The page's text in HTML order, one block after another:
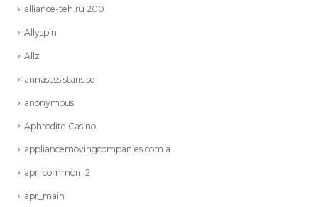
alliance-teh.ru 200
Allyspin
Allz
annasassistans.se
anonymous
Aphrodite Casino
appliancemovingcompanies.com a
apr_common_2
apr_main